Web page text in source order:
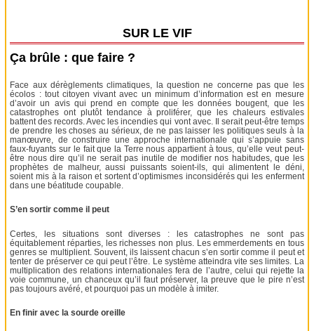
SUR LE VIF
Ça brûle : que faire ?
Face aux dérèglements climatiques, la question ne concerne pas que les
écolos : tout citoyen vivant avec un minimum d’information est en mesure
d’avoir un avis qui prend en compte que les données bougent, que les
catastrophes ont plutôt tendance à proliférer, que les chaleurs estivales
battent des records. Avec les incendies qui vont avec. Il serait peut-être temps
de prendre les choses au sérieux, de ne pas laisser les politiques seuls à la
manœuvre, de construire une approche internationale qui s’appuie sans
faux-fuyants sur le fait que la Terre nous appartient à tous, qu’elle veut peut-
être nous dire qu’il ne serait pas inutile de modifier nos habitudes, que les
prophètes de malheur, aussi puissants soient-ils, qui alimentent le déni,
soient mis à la raison et sortent d’optimismes inconsidérés qui les enferment
dans une béatitude coupable.
S’en sortir comme il peut
Certes, les situations sont diverses : les catastrophes ne sont pas
équitablement réparties, les richesses non plus. Les emmerdements en tous
genres se multiplient. Souvent, ils laissent chacun s’en sortir comme il peut et
tenter de préserver ce qui peut l’être. Le système atteindra vite ses limites. La
multiplication des relations internationales fera de l’autre, celui qui rejette la
voie commune, un chanceux qu’il faut préserver, la preuve que le pire n’est
pas toujours avéré, et pourquoi pas un modèle à imiter.
En finir avec la sourde oreille